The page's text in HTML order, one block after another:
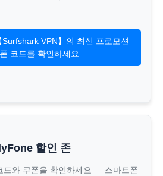
VPN】의 최신 프로모션
코드를 확인하세요
할인 존
드와 쿠폰을 확인하세요 — 스마트폰